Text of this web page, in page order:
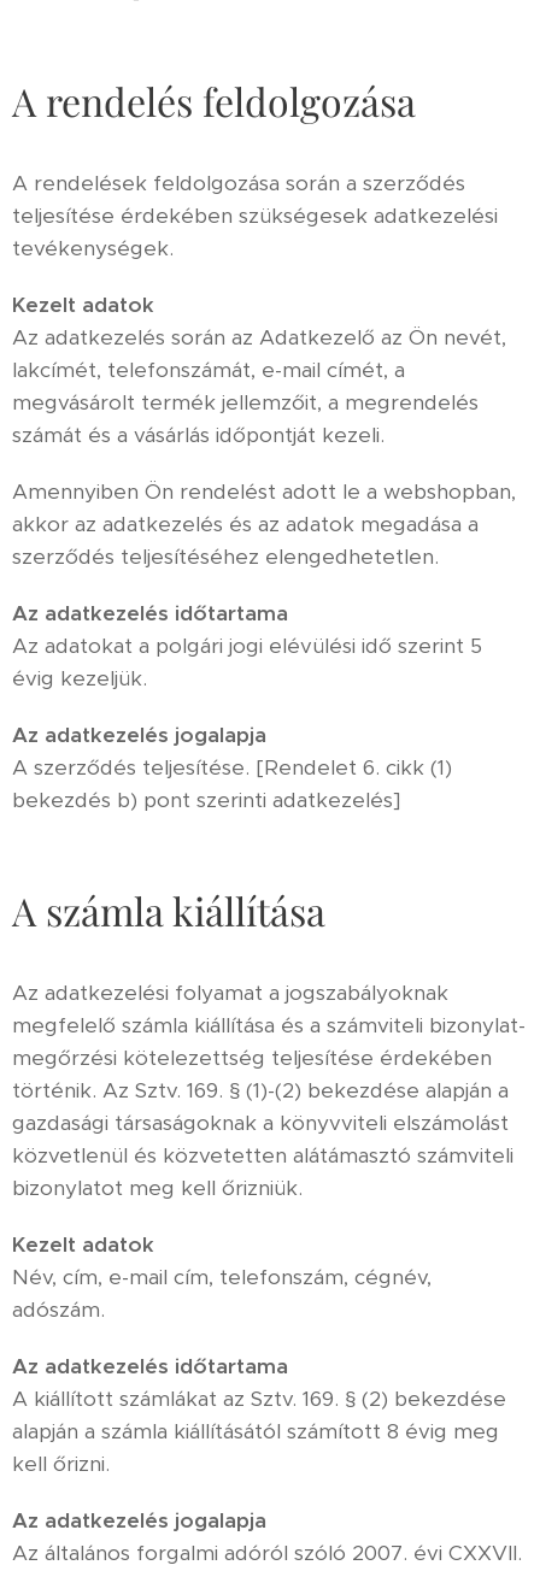
A rendelés feldolgozása
A rendelések feldolgozása során a szerződés
teljesítése érdekében szükségesek adatkezelési
tevékenységek.
Kezelt adatok
Az adatkezelés során az Adatkezelő az Ön nevét,
lakcímét, telefonszámát, e-mail címét, a
megvásárolt termék jellemzőit, a megrendelés
számát és a vásárlás időpontját kezeli.
Amennyiben Ön rendelést adott le a webshopban,
akkor az adatkezelés és az adatok megadása a
szerződés teljesítéséhez elengedhetetlen.
Az adatkezelés időtartama
Az adatokat a polgári jogi elévülési idő szerint 5
évig kezeljük.
Az adatkezelés jogalapja
A szerződés teljesítése. [Rendelet 6. cikk (1)
bekezdés b) pont szerinti adatkezelés]
A számla kiállítása
Az adatkezelési folyamat a jogszabályoknak
megfelelő számla kiállítása és a számviteli bizonylat-
megőrzési kötelezettség teljesítése érdekében
történik. Az Sztv. 169. § (1)-(2) bekezdése alapján a
gazdasági társaságoknak a könyvviteli elszámolást
közvetlenül és közvetetten alátámasztó számviteli
bizonylatot meg kell őrizniük.
Kezelt adatok
Név, cím, e-mail cím, telefonszám, cégnév,
adószám.
Az adatkezelés időtartama
A kiállított számlákat az Sztv. 169. § (2) bekezdése
alapján a számla kiállításától számított 8 évig meg
kell őrizni.
Az adatkezelés jogalapja
Az általános forgalmi adóról szóló 2007. évi CXXVII.